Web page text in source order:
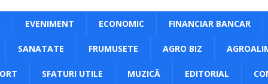
EVENIMENT ECONOMIC FINANCIAR BANCAR
SANATATE FRUMUSETE AGRO BIZ
SFATURI UTILE MUZICĂ EDITORIAL